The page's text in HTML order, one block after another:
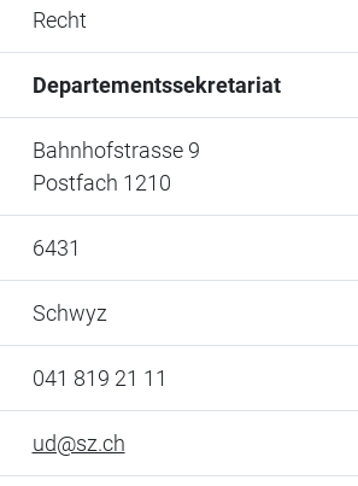
Recht
Departementssekretariat
Bahnhofstrasse 9
Postfach 1210
6431
Schwyz
041 819 21 11
ud@sz.ch